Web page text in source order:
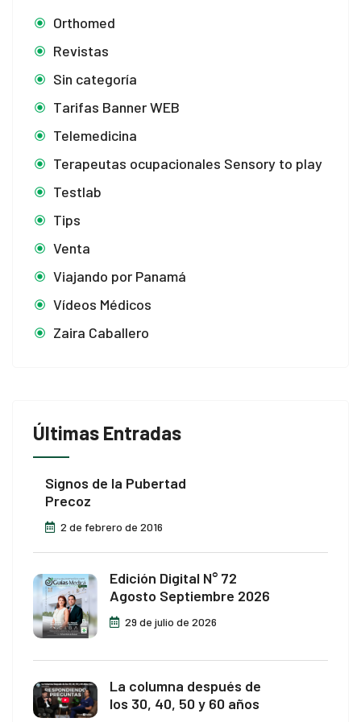
Orthomed
Revistas
Sin categoría
Tarifas Banner WEB
Telemedicina
Terapeutas ocupacionales Sensory to play
Testlab
Tips
Venta
Viajando por Panamá
Vídeos Médicos
Zaira Caballero
Últimas Entradas
Signos de la Pubertad
Precoz
2 de febrero de 2016
Edición Digital N° 72
Agosto Septiembre 2026
29 de julio de 2026
La columna después de
los 30, 40, 50 y 60 años